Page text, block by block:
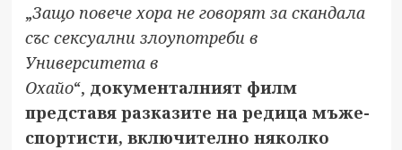
„Защо повече хора не говорят за скандала
със сексуални злоупотреби в
Университета в
Охайо“, документалният филм
представя разказите на редица мъже-
спортисти, включително няколко